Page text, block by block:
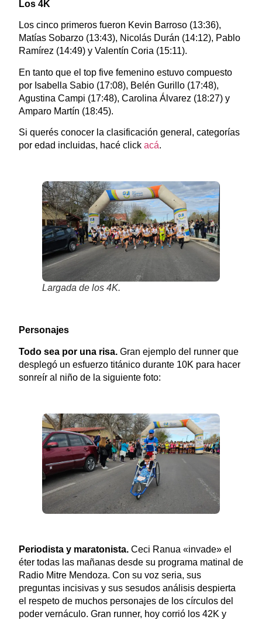
Los 4K
Los cinco primeros fueron Kevin Barroso (13:36),
Matías Sobarzo (13:43), Nicolás Durán (14:12), Pablo
Ramírez (14:49) y Valentín Coria (15:11).
En tanto que el top five femenino estuvo compuesto
por Isabella Sabio (17:08), Belén Gurillo (17:48),
Agustina Campi (17:48), Carolina Álvarez (18:27) y
Amparo Martín (18:45).
Si querés conocer la clasificación general, categorías
por edad incluidas, hacé click acá.
Largada de los 4K.
Personajes
Todo sea por una risa.Gran ejemplo del runner que
desplegó un esfuerzo titánico durante 10K para hacer
sonreír al niño de la siguiente foto:
Periodista y maratonista.Ceci Ranua «invade» el
éter todas las mañanas desde su programa matinal de
Radio Mitre Mendoza. Con su voz seria, sus
preguntas incisivas y sus sesudos análisis despierta
el respeto de muchos personajes de los círculos del
poder vernáculo. Gran runner, hoy corrió los 42K y